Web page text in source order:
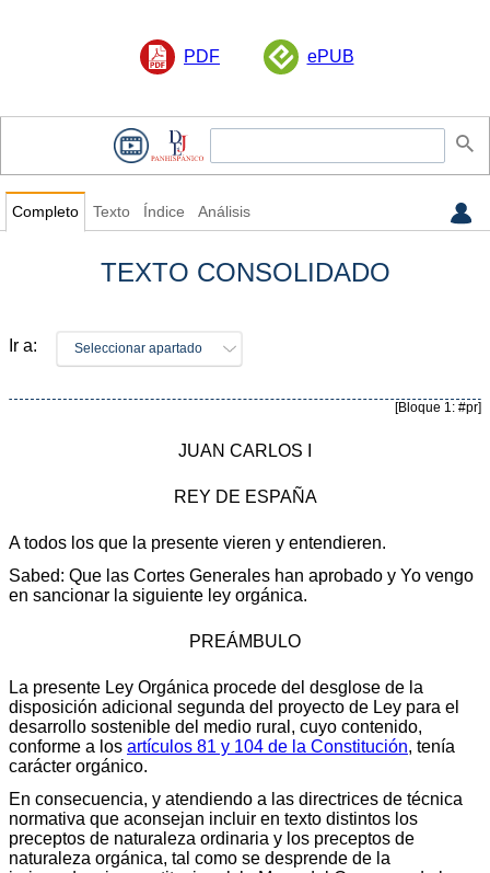
PDF ePUB
Completo Texto Índice Análisis
TEXTO CONSOLIDADO
Ir a: Seleccionar apartado
[Bloque 1: #pr]
JUAN CARLOS I
REY DE ESPAÑA
A todos los que la presente vieren y entendieren.
Sabed: Que las Cortes Generales han aprobado y Yo vengo
en sancionar la siguiente ley orgánica.
PREÁMBULO
La presente Ley Orgánica procede del desglose de la
disposición adicional segunda del proyecto de Ley para el
desarrollo sostenible del medio rural, cuyo contenido,
conforme a los artículos 81 y 104 de la Constitución, tenía
carácter orgánico.
En consecuencia, y atendiendo a las directrices de técnica
normativa que aconsejan incluir en texto distintos los
preceptos de naturaleza ordinaria y los preceptos de
naturaleza orgánica, tal como se desprende de la